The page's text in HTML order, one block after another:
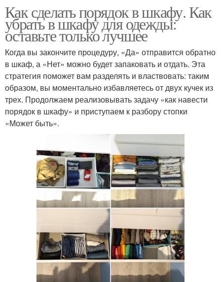
Как сделать порядок в шкафу. Как
убрать в шкафу для одежды:
оставьте только лучшее
Когда вы закончите процедуру, «Да» отправится обратно
в шкаф, а «Нет» можно будет запаковать и отдать. Эта
стратегия поможет вам разделять и властвовать: таким
образом, вы моментально избавляетесь от двух кучек из
трех. Продолжаем реализовывать задачу «как навести
порядок в шкафу» и приступаем к разбору стопки
«Может быть».